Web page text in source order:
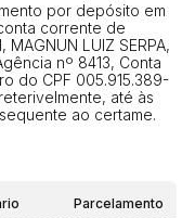
por depósito em
corrente de
LUIZ SERPA,
nº 8413, Conta
do CPF 005.915.389-
até às
ao certame.
Parcelamento